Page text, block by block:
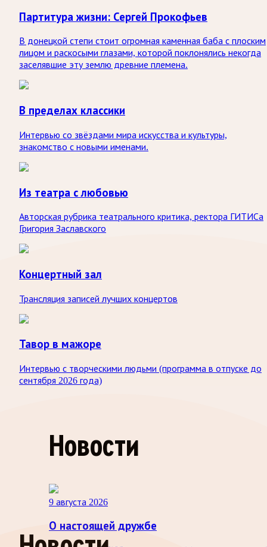
Партитура жизни: Сергей Прокофьев
В донецкой степи стоит огромная каменная баба с плоским
лицом и раскосыми глазами, которой поклонялись некогда
заселявшие эту землю древние племена.
В пределах классики
Интервью со звёздами мира искусства и культуры,
знакомство с новыми именами.
Из театра с любовью
Авторская рубрика театрального критика, ректора ГИТИСа
Григория Заславского
Концертный зал
Трансляция записей лучших концертов
Тавор в мажоре
Интервью с творческими людьми (программа в отпуске до
сентября 2026 года)
Новости
9 августа 2026
О настоящей дружбе